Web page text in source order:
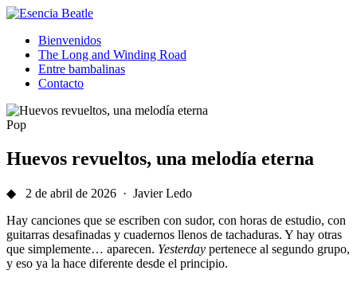
Bienvenidos
The Long and Winding Road
Entre bambalinas
Contacto
Pop
Huevos revueltos, una melodía eterna
◆ 2 de abril de 2026 · Javier Ledo
Hay canciones que se escriben con sudor, con horas de estudio, con
guitarras desafinadas y cuadernos llenos de tachaduras. Y hay otras
que simplemente… aparecen. Yesterday pertenece al segundo grupo,
y eso ya la hace diferente desde el principio.